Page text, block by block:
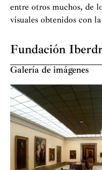
entre otros muchos, de
visuales obtenidos con
Fundación
cuatro áreas fijadas en
investigación,
cooperación y
La Fundación colabora
del Museo del Prado
iluminación de sus
Galería de imágenes